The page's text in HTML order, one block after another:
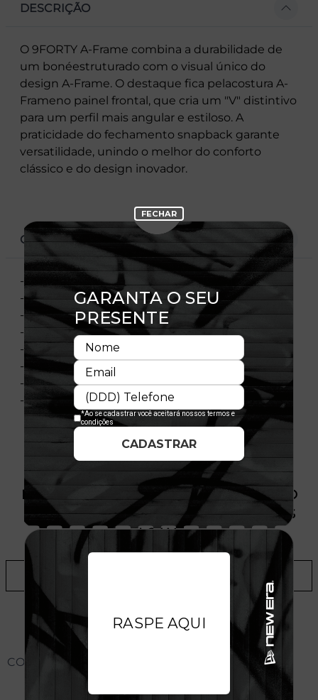
DESCRIÇÃO
O 9FORTY A-Frame combina a durabilidade de
um bonéestruturado com o visual único do
design A-Frame. O destaque fica pelacostura A-
Frameno painel frontal, que cria um "V" distintivo
para um perfil mais angular e estiloso. A
praticidade do fechamento snapback garante
versatilidade, unindo o melhor do conforto
clássico e do design inovador.
CARACTERÍSTICAS
- Modelo Ajustável
- Aba curva
- Copa frontal estruturada
- Painel frontal único
- Flag bordada no lado esquerdo
- Importado
- Licença Oficial
- Composição:100% Algodão
PRODUTO SEM ESTOQUE DÍSPONÍVEL NO
SITE, CONSULTE A DISPONIBILIDADE NAS
LOJAS
CONHEÇA O MODELO DO BONÉ